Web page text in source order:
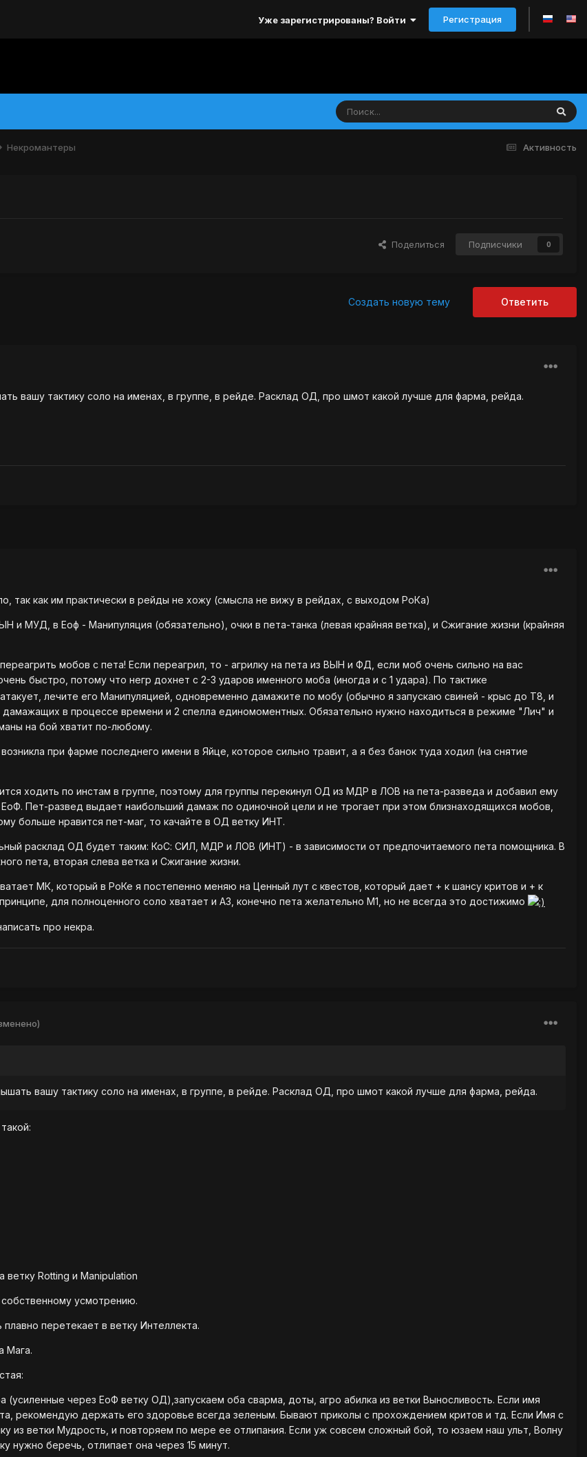
Уже зарегистрированы? Войти Регистрация
Активность
Некромантеры
Поделиться Подписчики 0
Ответить
Создать новую тему
вашу тактику соло на именах, в группе, в рейде. Расклад ОД, про шмот какой лучше для фарма, рейда.
так как им практически в рейды не хожу (смысла не вижу в рейдах, с выходом РоКа)
МУД, в Еоф - Манипуляция (обязательно), очки в пета-танка (левая крайняя ветка), и Сжигание жизни (крайняя
мобов с пета! Если переагрил, то - агрилку на пета из ВЫН и ФД, если моб очень сильно на вас
быстро, потому что негр дохнет с 2-3 ударов именного моба (иногда и с 1 удара). По тактике
лечите его Манипуляцией, одновременно дамажите по мобу (обычно я запускаю свиней - крыс до Т8, и
дамажащих в процессе времени и 2 спелла единомоментных. Обязательно нужно находиться в режиме "Лич" и
на бой хватит по-любому.
при фарме последнего имени в Яйце, которое сильно травит, а я без банок туда ходил (на снятие
ходить по инстам в группе, поэтому для группы перекинул ОД из МДР в ЛОВ на пета-разведа и добавил ему
ЕоФ. Пет-развед выдает наибольший дамаж по одиночной цели и не трогает при этом близнаходящихся мобов,
больше нравится пет-маг, то качайте в ОД ветку ИНТ.
расклад ОД будет таким: КоС: СИЛ, МДР и ЛОВ (ИНТ) - в зависимости от предпочитаемого пета помощника. В
пета, вторая слева ветка и Сжигание жизни.
МК, который в РоКе я постепенно меняю на Ценный лут с квестов, который дает + к шансу критов и + к
для полноценного соло хватает и А3, конечно пета желательно М1, но не всегда это достижимо
про некра.
вашу тактику соло на именах, в группе, в рейде. Расклад ОД, про шмот какой лучше для фарма, рейда.
Rotting и Manipulation
усмотрению.
перетекает в ветку Интеллекта.
Мага.
(усиленные через ЕоФ ветку ОД),запускаем оба сварма, доты, агро абилка из ветки Выносливость. Если имя
рекомендую держать его здоровье всегда зеленым. Бывают приколы с прохождением критов и тд. Если Имя с
из ветки Мудрость, и повторяем по мере ее отлипания. Если уж совсем сложный бой, то юзаем наш ульт, Волну
нужно беречь, отлипает она через 15 минут.